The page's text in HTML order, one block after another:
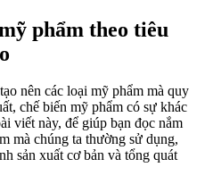
phẩm theo tiêu
nên các loại mỹ phẩm mà quy
chế biến mỹ phẩm có sự khác
viết này, để giúp bạn đọc nắm
mà chúng ta thường sử dụng,
sản xuất cơ bản và tổng quát